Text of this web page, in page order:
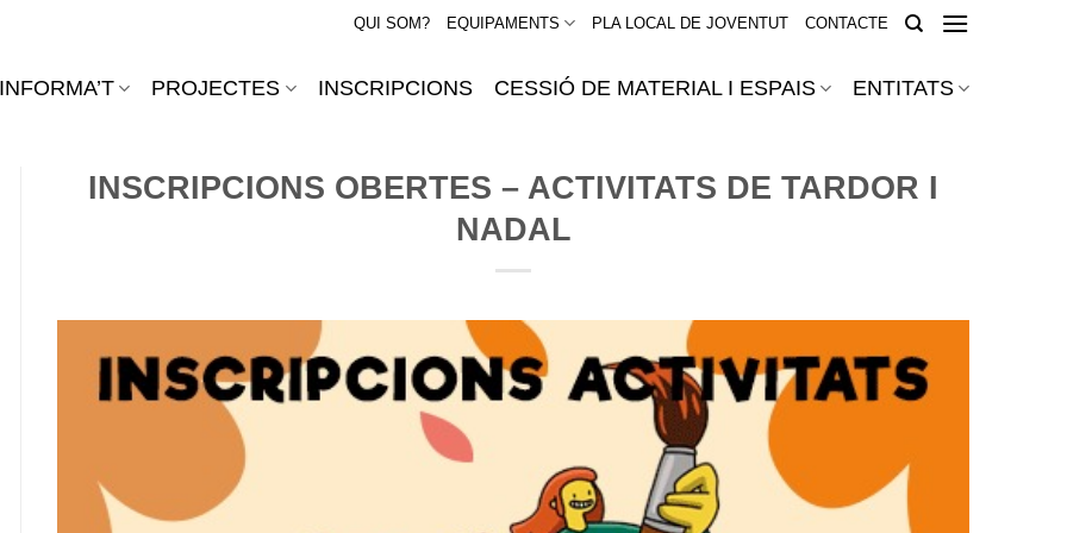
QUI SOM? EQUIPAMENTS PLA LOCAL DE JOVENTUT CONTACTE
INFORMA’T PROJECTES INSCRIPCIONS CESSIÓ DE MATERIAL I ESPAIS ENTITATS
INSCRIPCIONS OBERTES – ACTIVITATS DE TARDOR I
NADAL